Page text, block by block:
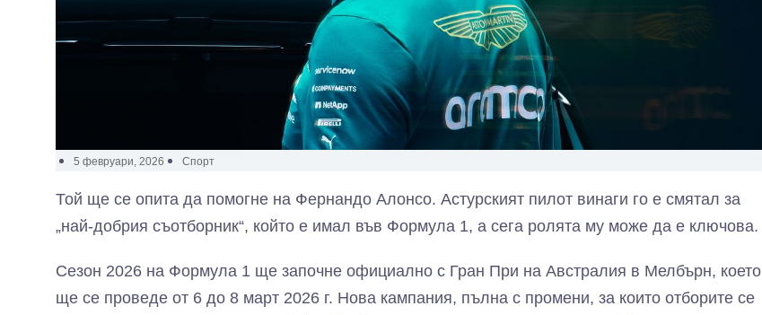
5 февруари, 2026 Спорт
Той ще се опита да помогне на Фернандо Алонсо. Астурският пилот винаги го е смятал за
„най-добрия съотборник“, който е имал във Формула 1, а сега ролята му може да е ключова.
Сезон 2026 на Формула 1 ще започне официално с Гран При на Австралия в Мелбърн, което
ще се проведе от 6 до 8 март 2026 г. Нова кампания, пълна с промени, за които отборите се